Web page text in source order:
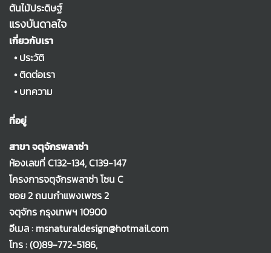
ต้นไม้ประดิษฐ์
แรงบันดาลใจ
เกี่ยวกับเรา
•ประวัติ
•ติดต่อเรา
•บทความ
ที่อยู่
สาขา จตุจักรพลาซ่า
ห้องเลขที่ C132-134, C139-147
โครงการจตุจักรพลาซ่า โซน C
ซอย 2 ถนนกำแพงเพชร 2
จตุจักร กรุงเทพฯ 10900
อีเมล : msnaturaldesign@hotmail.com
โทร :(0)89-772-5186,